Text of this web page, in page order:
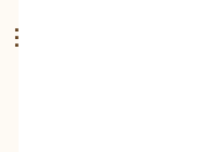
⋮